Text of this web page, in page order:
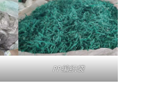
PP编织袋